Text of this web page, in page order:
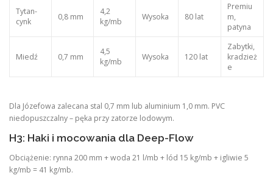
Tytan-
cynk
0,8 mm
4,2
kg/mb
Wysoka 80 lat
Premiu
m,
patyna
Miedź 0,7 mm
4,5
kg/mb
Wysoka 120 lat
Zabytki,
kradzież
e
Dla Józefowa zalecana stal 0,7 mm lub aluminium 1,0 mm. PVC
niedopuszczalny – pęka przy zatorze lodowym.
H3: Haki i mocowania dla Deep-Flow
Obciążenie: rynna 200 mm + woda 21 l/mb + lód 15 kg/mb + igliwie 5
kg/mb = 41 kg/mb.